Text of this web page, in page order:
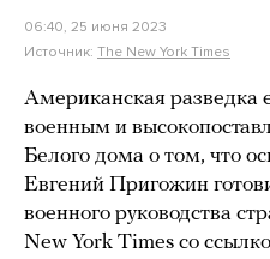
06:40, 25 июня 2023
Источник: The New York Times
Американская
военным и
Белого дома о том, что
Евгений Пригожин
военного руководства
New York Times со